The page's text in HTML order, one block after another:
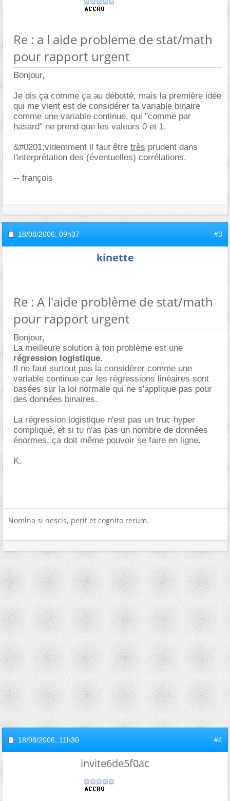
Re : a l aide probleme de stat/math
pour rapport urgent
Bonjour,
Je dis ça comme ça au débotté, mais la première idée
qui me vient est de considérer ta variable binaire
comme une variable continue, qui "comme par
hasard" ne prend que les valeurs 0 et 1.
&#0201;videmment il faut être très prudent dans
l'interprétation des (éventuelles) corrélations.
-- françois
18/08/2006, 09h37 #3
kinette
Re : A l'aide problème de stat/math
pour rapport urgent
Bonjour,
La meilleure solution à ton problème est une
régression logistique.
Il ne faut surtout pas la considérer comme une
variable continue car les régressions linéaires sont
basées sur la loi normale qui ne s'applique pas pour
des données binaires.
La régression logistique n'est pas un truc hyper
compliqué, et si tu n'as pas un nombre de données
énormes, ça doit même pouvoir se faire en ligne.
K.
Nomina si nescis, perit et cognito rerum.
18/08/2006, 11h30 #4
invite6de5f0ac